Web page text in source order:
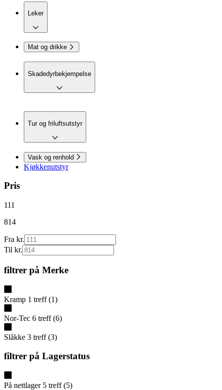
Leker
Mat og drikke
Skadedyrbekjempelse
Tur og friluftsutstyr
Vask og renhold
Kjøkkenutstyr
Pris
111
814
Fra kr.
Til kr.
filtrer på Merke
Kramp 1 treff (1)
Nor-Tec 6 treff (6)
Slåkke 3 treff (3)
filtrer på Lagerstatus
På nettlager 5 treff (5)